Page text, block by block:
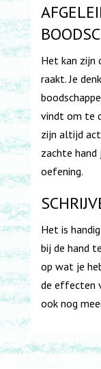
Het kan zijn
raakt. Je
vindt om te
zijn altijd
zachte hand
oefening.
Het is
bij de hand
op wat je
de effecten
ook nog